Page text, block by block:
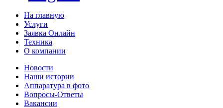
На главную
Услуги
Заявка Онлайн
Техника
О компании
Новости
Наши истории
Аппаратура в фото
Вопросы-Ответы
Вакансии